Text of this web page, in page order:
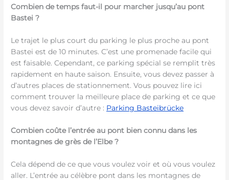
Combien de temps faut-il pour marcher jusqu’au pont
Bastei ?
Le trajet le plus court du parking le plus proche au pont
Bastei est de 10 minutes. C’est une promenade facile qui
est faisable. Cependant, ce parking spécial se remplit très
rapidement en haute saison. Ensuite, vous devez passer à
d’autres places de stationnement. Vous pouvez lire ici
comment trouver la meilleure place de parking et ce que
vous devez savoir d’autre : Parking Basteibrücke
Combien coûte l’entrée au pont bien connu dans les
montagnes de grès de l’Elbe ?
Cela dépend de ce que vous voulez voir et où vous voulez
aller. L’entrée au célèbre pont dans les montagnes de